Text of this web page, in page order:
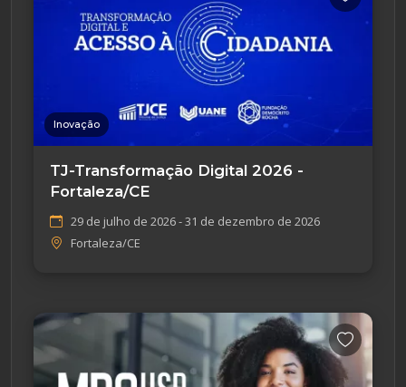
Inovação
TJ-Transformação Digital 2026 -
Fortaleza/CE
29 de julho de 2026 - 31 de dezembro de 2026
Fortaleza/CE